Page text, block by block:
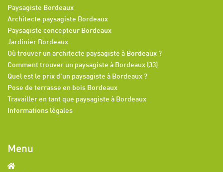
Paysagiste Bordeaux
Architecte paysagiste Bordeaux
Paysagiste concepteur Bordeaux
Jardinier Bordeaux
Où trouver un architecte paysagiste à Bordeaux ?
Comment trouver un paysagiste à Bordeaux (33)
Quel est le prix d'un paysagiste à Bordeaux ?
Pose de terrasse en bois Bordeaux
Travailler en tant que paysagiste à Bordeaux
Informations légales
Menu